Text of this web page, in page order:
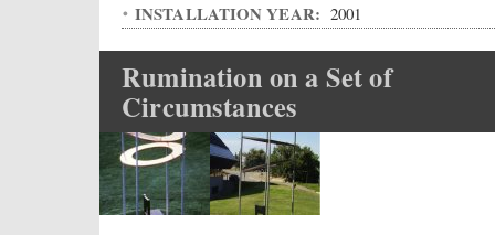
INSTALLATION YEAR: 2001
Rumination on a Set of
Circumstances